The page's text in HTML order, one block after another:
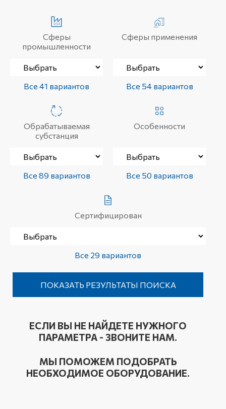
Сферы
промышленности
Все 41 вариантов
Сферы применения
Все 54 вариантов
Обрабатываемая
субстанция
Все 89 вариантов
Особенности
Все 50 вариантов
Сертифицирован
Все 29 вариантов
ЕСЛИ ВЫ НЕ НАЙДЕТЕ НУЖНОГО
ПАРАМЕТРА - ЗВОНИТЕ НАМ.
МЫ ПОМОЖЕМ ПОДОБРАТЬ
НЕОБХОДИМОЕ ОБОРУДОВАНИЕ.